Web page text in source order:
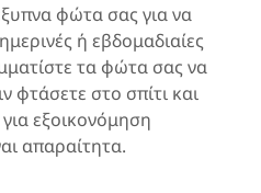
φώτα σας για να
ή εβδομαδιαίες
τα φώτα σας να
φτάσετε στο σπίτι και
εξοικονόμηση
απαραίτητα.